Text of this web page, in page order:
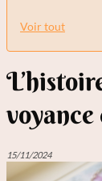
Voir tout
15/11/2024